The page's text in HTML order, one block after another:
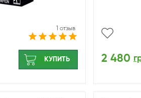
1 отзыв
КУПИТЬ 2 480